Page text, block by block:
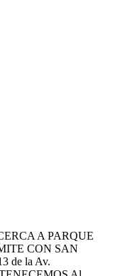
A PARQUE
CON SAN
de la Av.